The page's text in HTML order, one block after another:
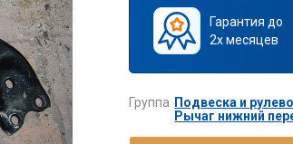
Гарантия до
2х месяцев
Группа Подвеска и
Рычаг нижний